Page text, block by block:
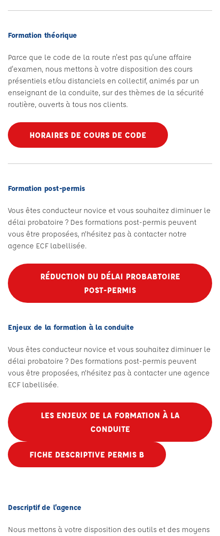
Formation théorique
Parce que le code de la route n'est pas qu'une affaire
d'examen, nous mettons à votre disposition des cours
présentiels et/ou distanciels en collectif, animés par un
enseignant de la conduite, sur des thèmes de la sécurité
routière, ouverts à tous nos clients.
HORAIRES DE COURS DE CODE
Formation post-permis
Vous êtes conducteur novice et vous souhaitez diminuer le
délai probatoire ? Des formations post-permis peuvent
vous être proposées, n’hésitez pas à contacter notre
agence ECF labellisée.
RÉDUCTION DU DÉLAI PROBABTOIRE
POST-PERMIS
Enjeux de la formation à la conduite
Vous êtes conducteur novice et vous souhaitez diminuer le
délai probatoire ? Des formations post-permis peuvent
vous être proposées, n’hésitez pas à contacter une agence
ECF labellisée.
LES ENJEUX DE LA FORMATION À LA
CONDUITE
FICHE DESCRIPTIVE PERMIS B
Descriptif de l’agence
Nous mettons à votre disposition des outils et des moyens